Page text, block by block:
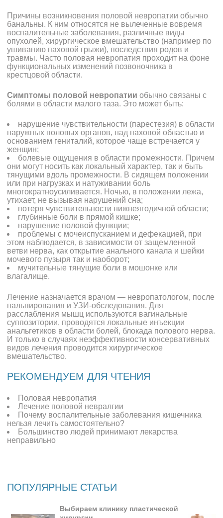
Причины возникновения половой невропатии обычно
банальны. К ним относятся не вылеченные вовремя
воспалительные заболевания, различные виды
опухолей, хирургическое вмешательство (например по
ушиванию паховой грыжи), последствия родов и
травмы. Часто половая невропатия проходит на фоне
функциональных изменений позвоночника в
крестцовой области.
Симптомы половой невропатии обычно связаны с
болями в области малого таза. Это может быть:
нарушение чувствительности (парестезия) в области
наружных половых органов, над паховой областью и
основанием гениталий, которое чаще встречается у
женщин;
болевые ощущения в области промежности. Причем
они могут носить как локальный характер, так и быть
тянущими вдоль промежности. В сидящем положении
или при нагрузках и натуживании боль
многократноусиливается. Ночью, в положении лежа,
утихает, не вызывая нарушений сна;
потеря чувствительности нижнеягодичной области;
глубинные боли в прямой кишке;
нарушение половой функции;
проблемы с мочеиспусканием и дефекацией, при
этом наблюдается, в зависимости от защемленной
ветви нерва, как открытие анального канала и шейки
мочевого пузыря так и наоборот;
мучительные тянущие боли в мошонке или
влагалище.
Лечение назначается врачом — невропатологом, после
пальпирования и УЗИ-обследования. Для
расслабления мышц используются вагинальные
суппозитории, проводятся локальные инъекции
анальгетиков в области болей, блокада полового нерва.
И только в случаях неэффективности консервативных
видов лечения проводится хирургическое
вмешательство.
РЕКОМЕНДУЕМ ДЛЯ ЧТЕНИЯ
Половая невропатия
Лечение половой невралгии
Почему воспалительные заболевания кишечника
нельзя лечить самостоятельно?
Большинство людей принимают лекарства
неправильно
ПОПУЛЯРНЫЕ СТАТЬИ
Выбираем клинику пластической